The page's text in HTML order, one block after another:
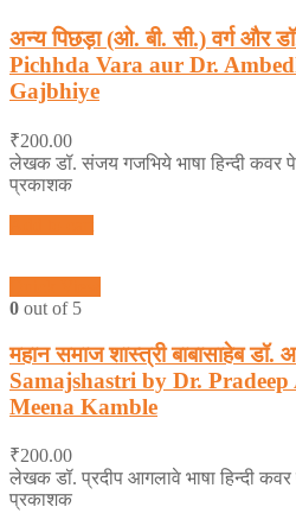
अन्य पिछड़ा (ओ. बी. सी.) वर्ग और
Pichhda Vara aur Dr.
Gajbhiye
₹200.00
लेखक डॉ. संजय गजभिये भाषा हिन्दी कवर
प्रकाशक
0 out of 5
महान समाज शास्त्री बाबासाहेब
Samajshastri by Dr.
Meena Kamble
₹200.00
लेखक डॉ. प्रदीप आगलावे भाषा हिन्दी
प्रकाशक